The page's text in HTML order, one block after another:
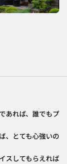
あれば、誰でもプ
、とても心強いの
スしてもらえれば